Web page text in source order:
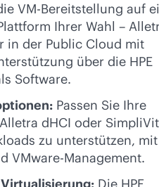
VM-Bereitstellung auf
Ihrer Wahl –
in der Public Cloud mit
über die HPE
Software.
Passen Sie Ihre
dHCI oder
zu unterstützen, mit
VMware-Management.